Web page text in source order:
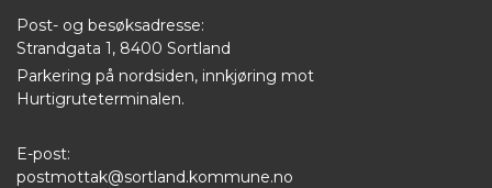
Post- og besøksadresse:
Strandgata 1, 8400 Sortland
Parkering på nordsiden, innkjøring mot
Hurtigruteterminalen.
E-post:
postmottak@sortland.kommune.no